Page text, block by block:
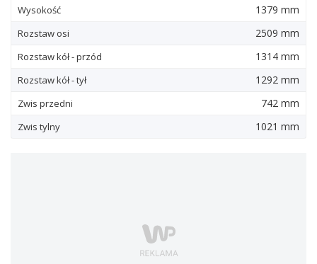
Wysokość 1379 mm
Rozstaw osi 2509 mm
Rozstaw kół - przód 1314 mm
Rozstaw kół - tył 1292 mm
Zwis przedni 742 mm
Zwis tylny 1021 mm